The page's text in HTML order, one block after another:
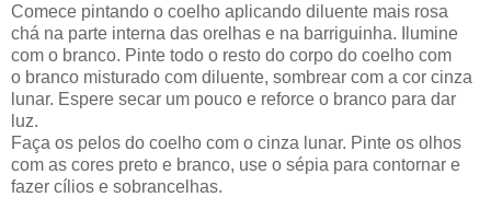
Comece pintando o coelho aplicando diluente mais rosa
chá na parte interna das orelhas e na barriguinha. Ilumine
com o branco. Pinte todo o resto do corpo do coelho com
o branco misturado com diluente, sombrear com a cor cinza
lunar. Espere secar um pouco e reforce o branco para dar
luz.
Faça os pelos do coelho com o cinza lunar. Pinte os olhos
com as cores preto e branco, use o sépia para contornar e
fazer cílios e sobrancelhas.